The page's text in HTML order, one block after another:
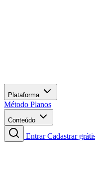
Plataforma
Método Planos
Conteúdo
EntrarCadastrar